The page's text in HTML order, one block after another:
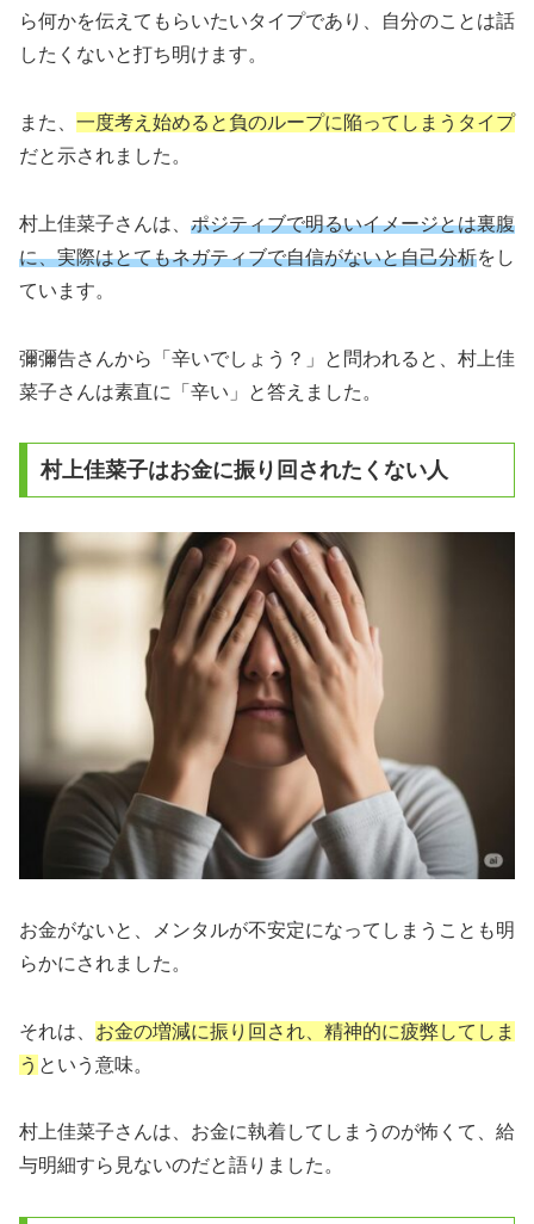
ら何かを伝えてもらいたいタイプであり、自分のことは話
したくないと打ち明けます。
また、 一度考え始めると負のループに陥ってしまうタイプ
だと示されました。
村上佳菜子さんは、 ポジティブで明るいイメージとは裏腹
に、実際はとてもネガティブで自信がないと自己分析をし
ています。
彌彌告さんから「辛いでしょう？」と問われると、村上佳
菜子さんは素直に「辛い」と答えました。
村上佳菜子はお金に振り回されたくない人
お金がないと、メンタルが不安定になってしまうことも明
らかにされました。
それは、 お金の増減に振り回され、精神的に疲弊してしま
う という意味。
村上佳菜子さんは、お金に執着してしまうのが怖くて、給
与明細すら見ないのだと語りました。